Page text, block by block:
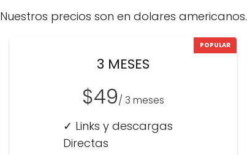
Nuestros precios son en dolares americanos.
POPULAR
3 MESES
$49/ 3 meses
✓ Links y descargas
Directas